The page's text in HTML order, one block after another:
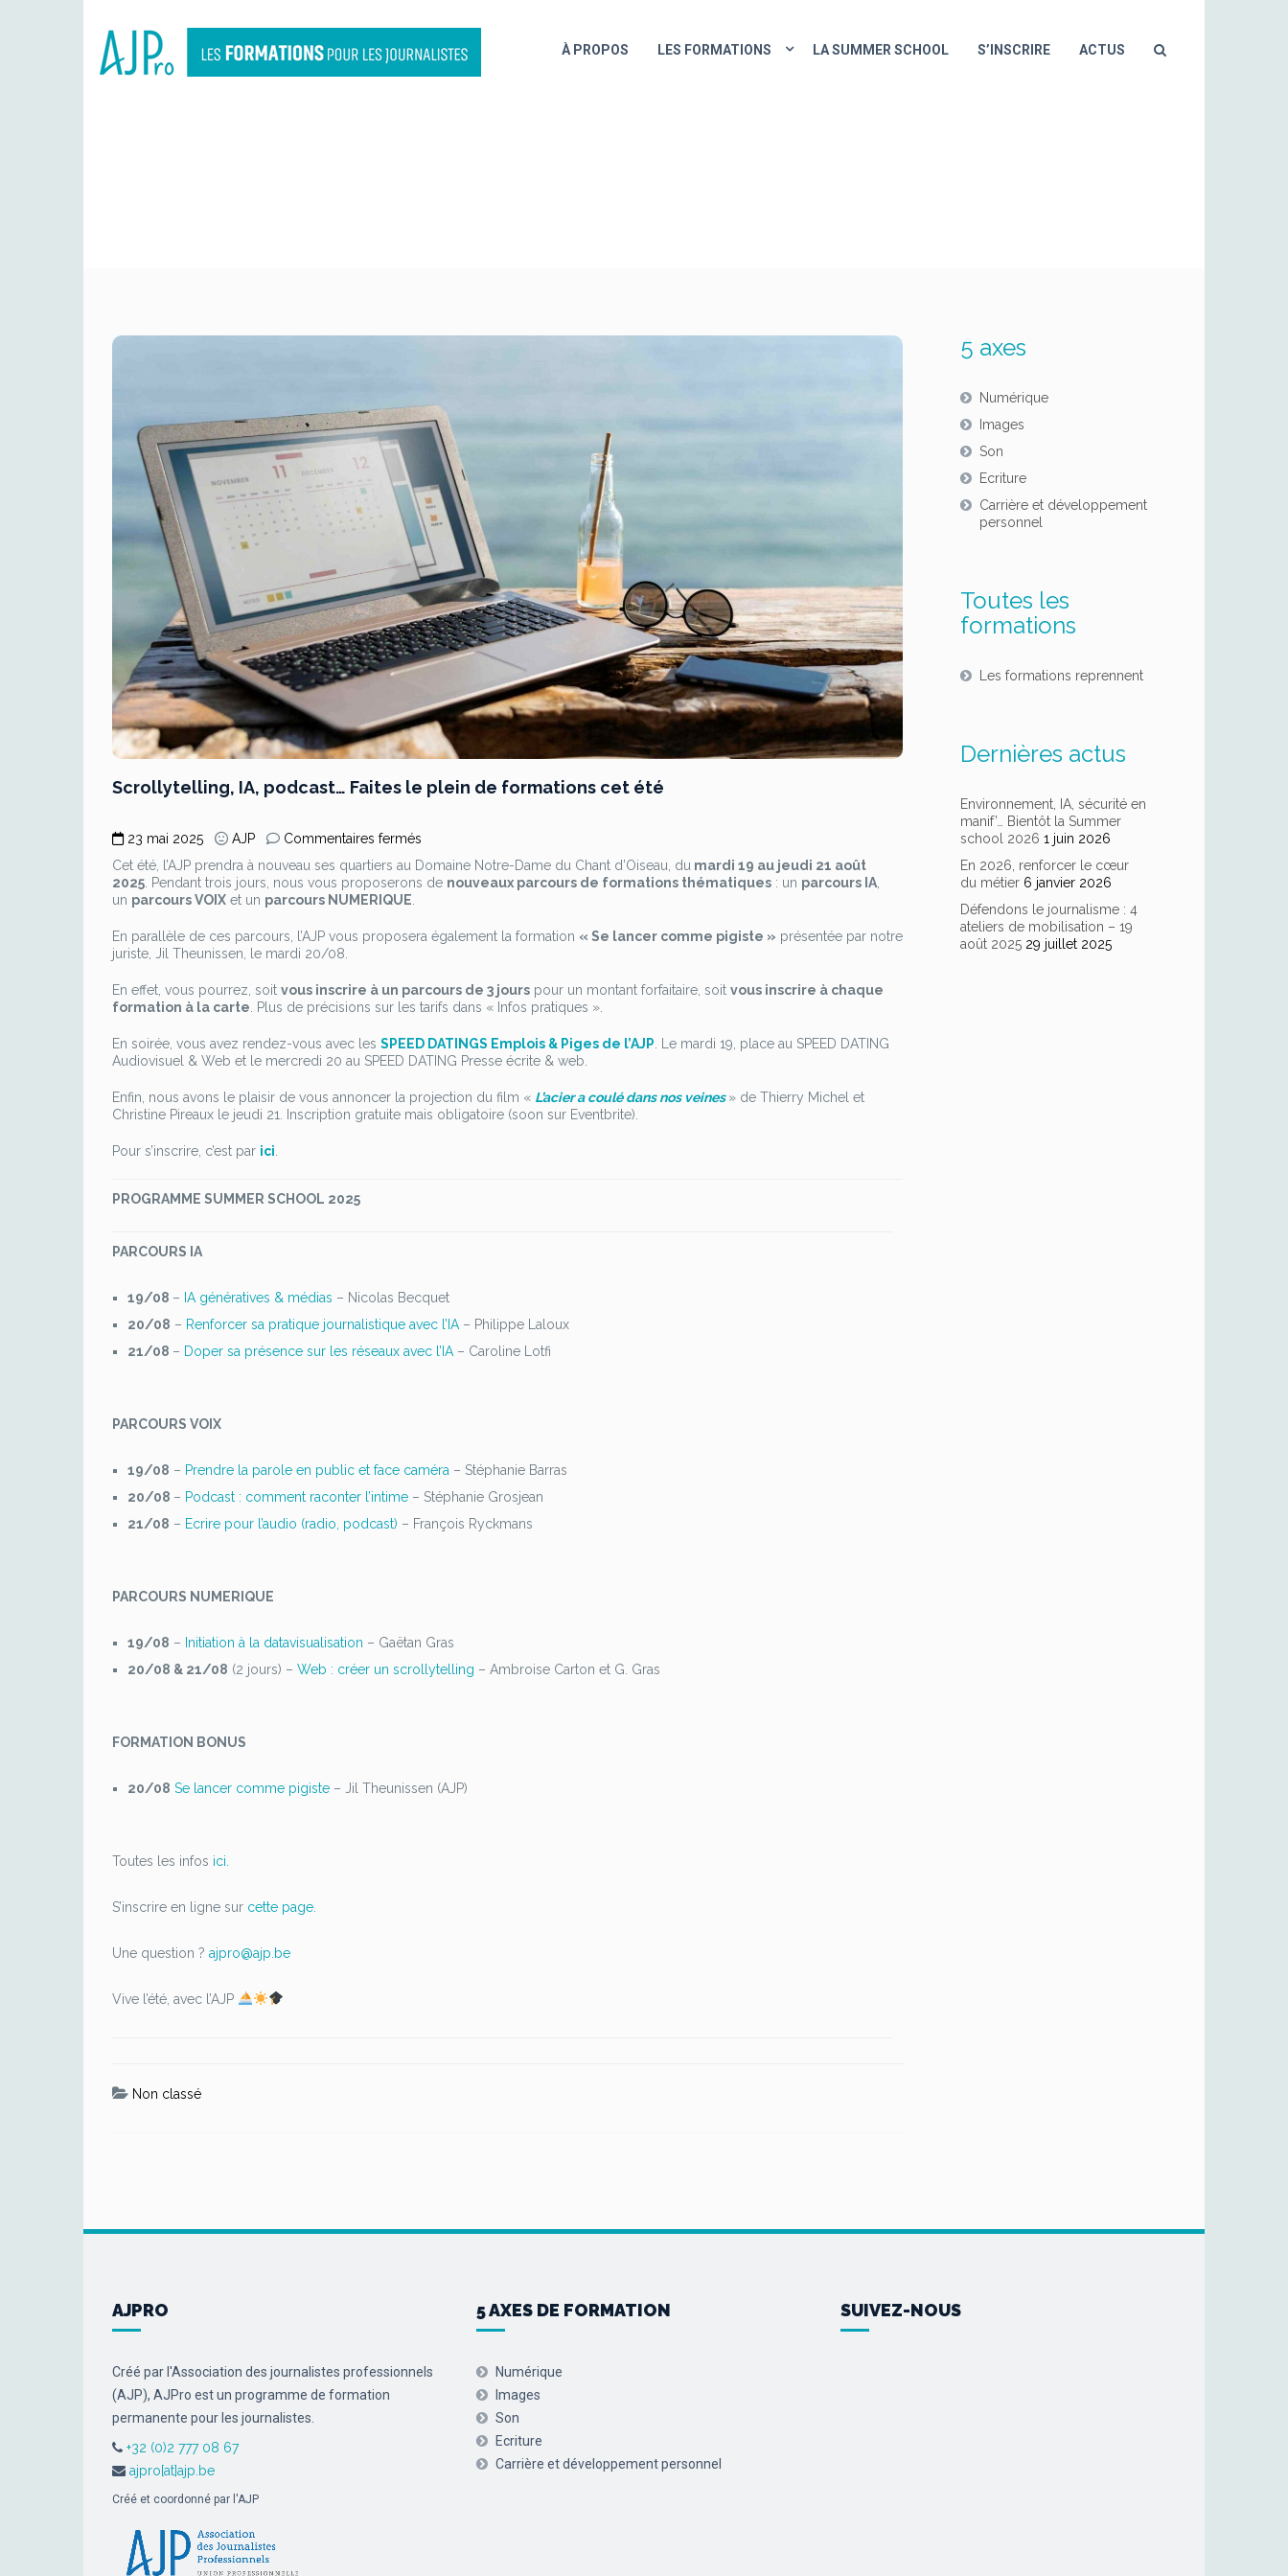
À PROPOS LES FORMATIONS LA SUMMER SCHOOL S’INSCRIRE ACTUS
Scrollytelling, IA, podcast… Faites le plein de formations cet été
23 mai 2025 AJP Commentaires fermés
IA,
podcast…
plein
cet
été
Cet été, l’AJP prendra à nouveau ses quartiers au Domaine Notre-Dame du Chant d’Oiseau, du mardi 19 au jeudi 21 août
2025 . Pendant trois jours, nous vous proposerons de nouveaux parcours de formations thématiques : un parcours IA
un parcours VOIX et un parcours NUMERIQUE
En parallèle de ces parcours, l’AJP vous proposera également la formation « Se lancer comme pigiste » présentée par notre
juriste, Jil Theunissen, le mardi 20/08.
En effet, vous pourrez, soit vous inscrire à un parcours de 3 jours pour un montant forfaitaire, soit vous inscrire à chaque
formation à la carte . Plus de précisions sur les tarifs dans « Infos pratiques ».
En soirée, vous avez rendez-vous avec les SPEED DATINGS Emplois & Piges de l’AJP . Le mardi 19, place au SPEED DATING
Audiovisuel & Web et le mercredi 20 au SPEED DATING Presse écrite & web.
Enfin, nous avons le plaisir de vous annoncer la projection du film « L’acier a coulé dans nos veines » de Thierry Michel et
Christine Pireaux le jeudi 21. Inscription gratuite mais obligatoire (soon sur Eventbrite).
Pour s’inscrire, c’est par ici
PROGRAMME SUMMER SCHOOL 2025
PARCOURS IA
19/08 – IA génératives & médias – Nicolas Becquet
20/08 – Renforcer sa pratique journalistique avec l’IA – Philippe Laloux
21/08 – Doper sa présence sur les réseaux avec l’IA – Caroline Lotfi
PARCOURS VOIX
19/08 – Prendre la parole en public et face caméra – Stéphanie Barras
20/08 – Podcast : comment raconter l’intime – Stéphanie Grosjean
21/08 – Ecrire pour l’audio (radio, podcast) – François Ryckmans
PARCOURS NUMERIQUE
19/08 – Initiation à la datavisualisation – Gaëtan Gras
20/08 & 21/08 (2 jours) – Web : créer un scrollytelling – Ambroise Carton et G. Gras
FORMATION BONUS
20/08 Se lancer comme pigiste – Jil Theunissen (AJP)
Toutes les infos ici.
S’inscrire en ligne sur cette page.
Une question ? ajpro@ajp.be
Vive l’été, avec l’AJP
Non classé
5 axes
Numérique
Images
Son
Ecriture
Carrière et développement
personnel
Toutes les
formations
Les formations reprennent
Dernières actus
Environnement, IA, sécurité en
manif’… Bientôt la Summer
school 2026 1 juin 2026
En 2026, renforcer le cœur
du métier 6 janvier 2026
Défendons le journalisme : 4
ateliers de mobilisation – 19
août 2025 29 juillet 2025
AJPRO
Créé par l'Association des journalistes professionnels
(AJP), AJPro est un programme de formation
permanente pour les journalistes.
+32 (0)2 777 08 67
ajpro[at]ajp.be
Créé et coordonné par l'AJP
5 AXES DE FORMATION
Numérique
Images
Son
Ecriture
Carrière et développement personnel
SUIVEZ-NOUS